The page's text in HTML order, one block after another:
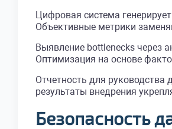
Цифровая система
Объективные метрики
Выявление bottlenecks через
Оптимизация на основе
Отчетность для
результаты внедрения
Безопасность